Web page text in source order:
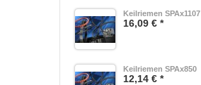
Keilriemen SPAx1107
16,09 € *
Keilriemen SPAx850
12,14 € *